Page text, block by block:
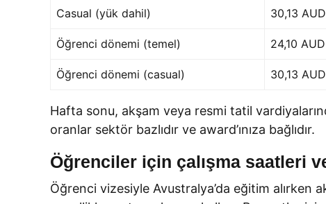
Casual (yük dahil) 30,13 AUD
Öğrenci dönemi (temel) 24,10 AUD
Öğrenci dönemi (casual) 30,13 AUD
Hafta sonu, akşam veya resmi tatil
oranlar sektör bazlıdır ve award’ınıza bağlıdır.
Öğrenciler için çalışma saatleri
Öğrenci vizesiyle Avustralya’da eğitim